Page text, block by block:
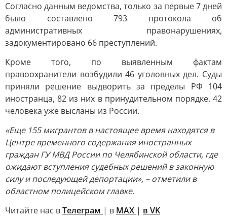
Согласно данным ведомства, только за первые 7 дней
было составлено 793 протокола об
административных правонарушениях,
задокументировано 66 преступлений.
Кроме того, по выявленным фактам
правоохранители возбудили 46 уголовных дел. Суды
приняли решение выдворить за пределы РФ 104
иностранца, 82 из них в принудительном порядке. 42
человека уже высланы из России.
«Еще 155 мигрантов в настоящее время находятся в
Центре временного содержания иностранных
граждан ГУ МВД России по Челябинской области, где
ожидают вступления судебных решений в законную
силу и последующей депортации», – отметили в
областном полицейском главке.
Читайте нас вТелеграм | в MAX | в VK